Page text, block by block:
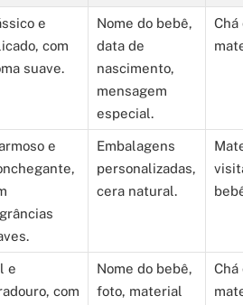
e
com
suave.
Nome do bebê,
data de
nascimento,
mensagem
especial.
Chá
e
Embalagens
personalizadas,
cera natural.
e
com
Nome do bebê,
foto, material
Chá